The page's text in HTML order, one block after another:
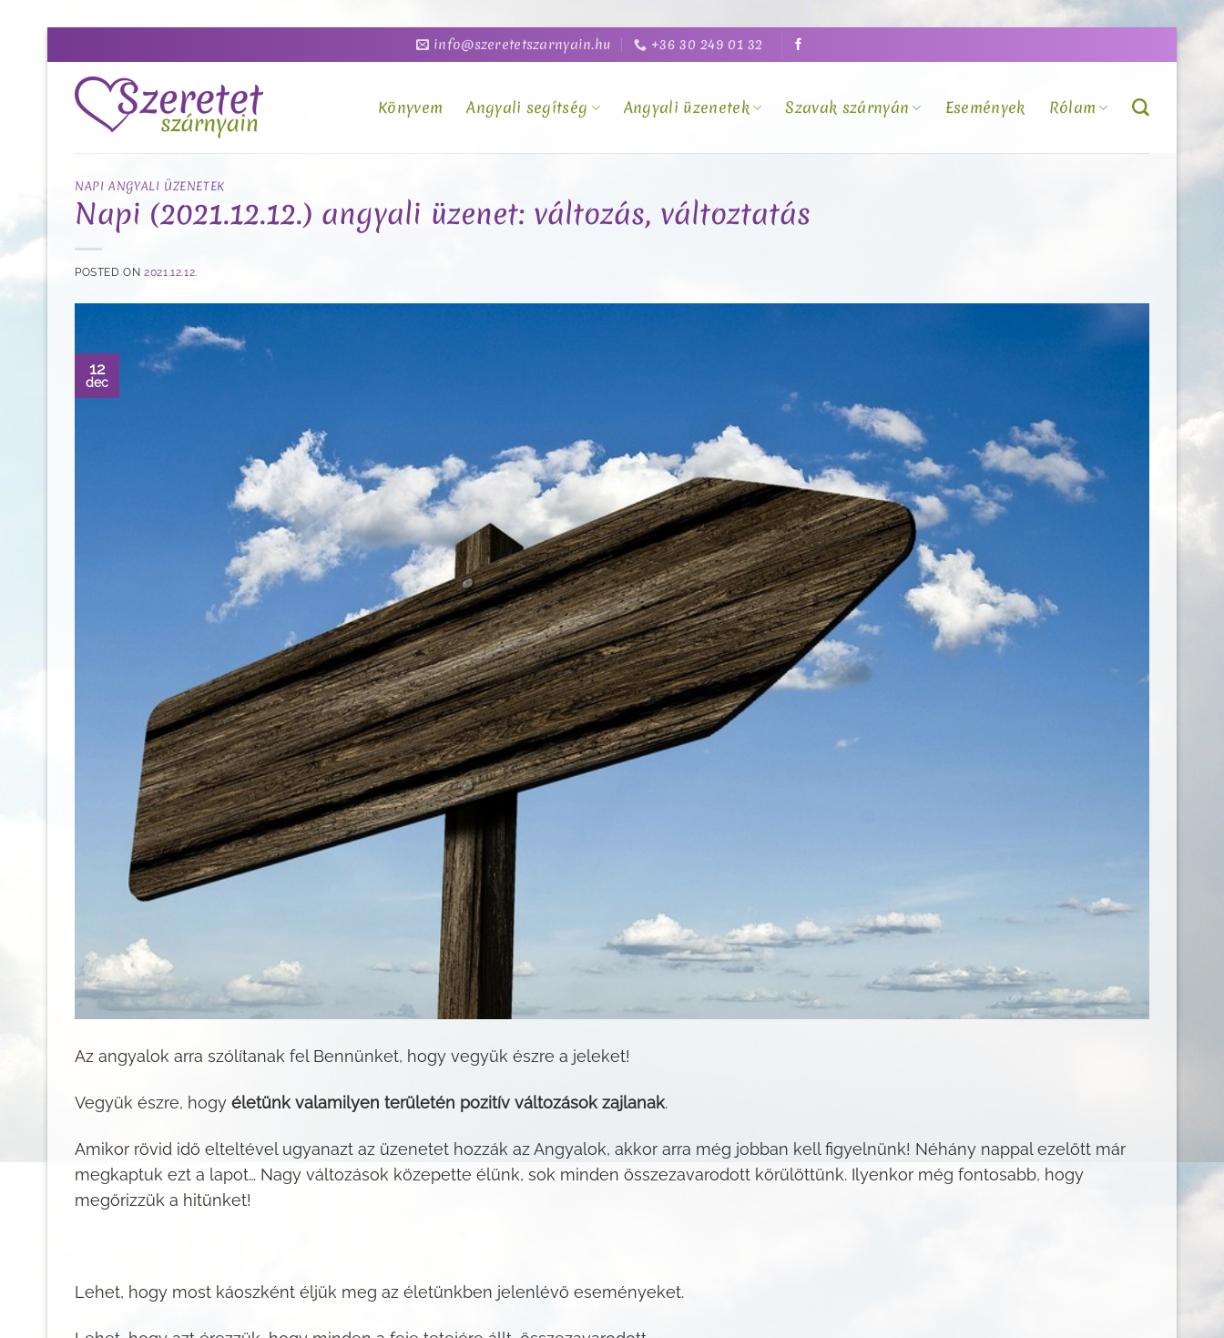
to
content
info@szeretetszarnyain.hu +36 30 249 01 32
Könyvem Angyali segítség Angyali üzenetek Szavak szárnyán Események Rólam
NAPI ANGYALI ÜZENETEK
Napi (2021.12.12.) angyali üzenet: változás, változtatás
POSTED ON2021.12.12.
12
dec
Az angyalok arra szólítanak fel Bennünket, hogy vegyük észre a jeleket!
Vegyük észre, hogy életünk valamilyen területén pozitív változások zajlanak.
Amikor rövid idő elteltével ugyanazt az üzenetet hozzák az Angyalok, akkor arra még jobban kell figyelnünk! Néhány nappal ezelőtt már
megkaptuk ezt a lapot… Nagy változások közepette élünk, sok minden összezavarodott körülöttünk. Ilyenkor még fontosabb, hogy
megőrizzük a hitünket!
Lehet, hogy most káoszként éljük meg az életünkben jelenlévő eseményeket.